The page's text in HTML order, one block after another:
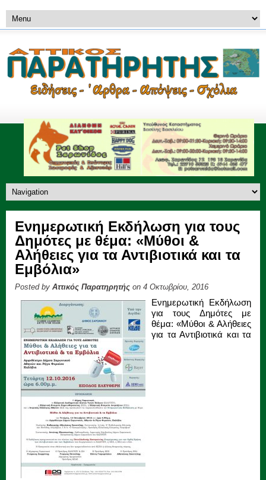
Ενημερωτική Εκδήλωση για τους
Δημότες με θέμα: «Μύθοι &
Αλήθειες για τα Αντιβιοτικά και τα
Εμβόλια»
Posted by Αττικός Παρατηρητής on 4 Οκτωβρίου, 2016
Ενημερωτική Εκδήλωση
για τους Δημότες με
θέμα: «Μύθοι & Αλήθειες
για τα Αντιβιοτικά και τα